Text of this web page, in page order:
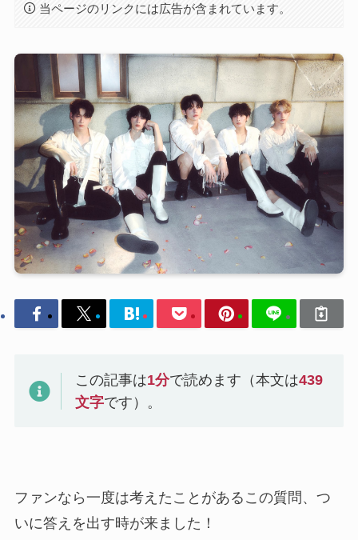
当ページのリンクには広告が含まれています。
この記事は1分で読めます（本文は439
文字です）。
ファンなら一度は考えたことがあるこの質問、つ
いに答えを出す時が来ました！